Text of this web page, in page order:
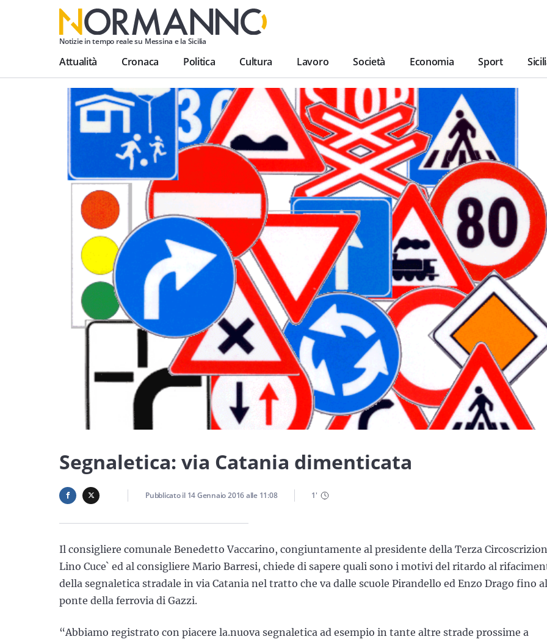
Notizie in tempo reale su Messina e la Sicilia
Attualità Cronaca Politica Cultura Lavoro Società Economia Sport
Segnaletica: via Catania dimenticata
Pubblicato il 14 Gennaio 2016alle 11:08 1'
Il consigliere comunale Benedetto Vaccarino, congiuntamente al presidente della Terza
Lino Cuce` ed al consigliere Mario Barresi, chiede di sapere quali sono i motivi del ritardo al
della segnaletica stradale in via Catania nel tratto che va dalle scuole Pirandello ed Enzo Drago fino al
ponte della ferrovia di Gazzi.
“Abbiamo registrato con piacere la.nuova segnaletica ad esempio in tante altre strade prossime a